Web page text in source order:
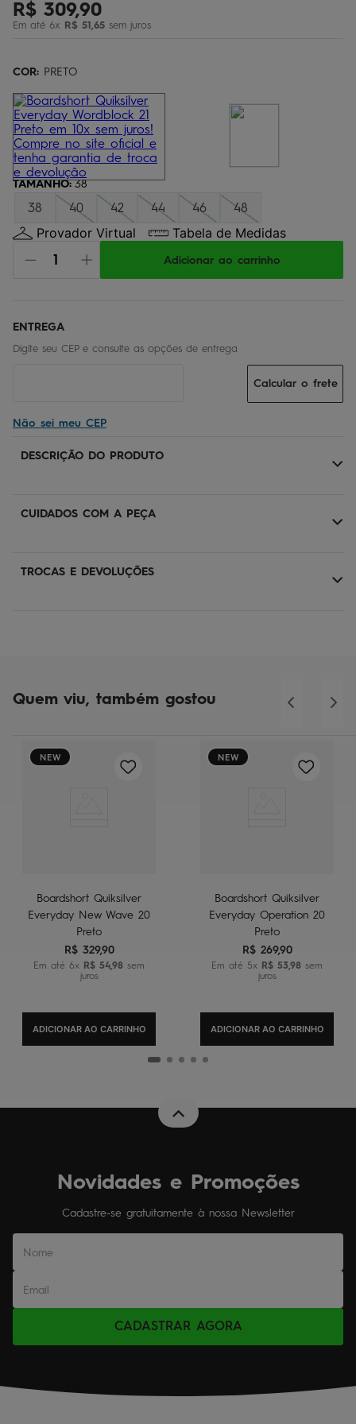
R$ 309,90
Em até 6x R$ 51,65 sem juros
COR: PRETO
TAMANHO: 38
38 40 42 44 46 48
Provador Virtual Tabela de Medidas
Adicionar ao carrinho
Não sei meu CEP
Calcular o frete
DESCRIÇÃO DO PRODUTO
CUIDADOS COM A PEÇA
TROCAS E DEVOLUÇÕES
Quem viu, também gostou
NEW
Boardshort Quiksilver
Everyday New Wave 20
Preto
R$ 329,90
Em até 6x R$ 5498 sem
juros
ADICIONAR AO CARRINHO
NEW
Boardshort Quiksilver
Everyday Operation 20
Preto
R$ 269,90
Em até 5x R$ 53 98 sem
juros
ADICIONAR AO CARRINHO
Novidades e Promoções
Cadastre-se gratuitamente à nossa Newsletter
CADASTRAR AGORA
5º bermuda
7 º jaqueta
8º boardshort
9 chinelo
10 º calça